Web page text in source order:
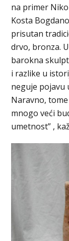
na primer
Kosta
prisutan
drvo, bronza.
barokna
i razlike u
neguje pojavu
Naravno,
mnogo veći
umetnost” ,